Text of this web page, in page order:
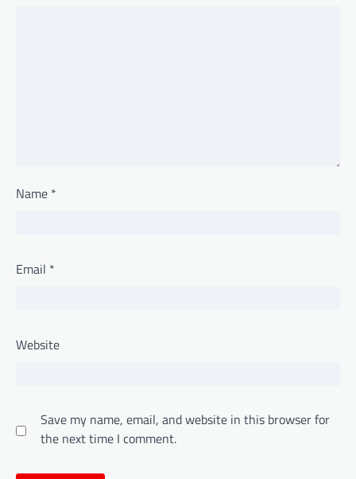
Name *
Email *
Website
Save my name, email, and website in this browser for
the next time I comment.